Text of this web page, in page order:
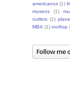
americanos (1)
museos
(1)
outlets (1)
MBA (1) rooftop